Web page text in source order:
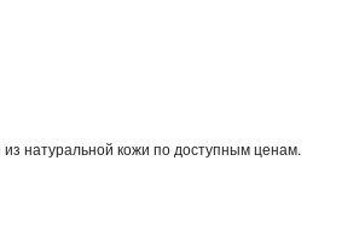
натуральной кожи по доступным ценам.